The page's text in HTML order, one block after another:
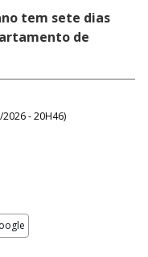
tem sete dias
de
- 20H46)